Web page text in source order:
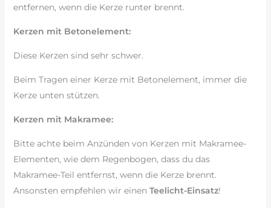
entfernen, wenn die Kerze runter brennt.
Kerzen mit Betonelement:
Diese Kerzen sind sehr schwer.
Beim Tragen einer Kerze mit Betonelement, immer die
Kerze unten stützen.
Kerzen mit Makramee:
Bitte achte beim Anzünden von Kerzen mit Makramee-
Elementen, wie dem Regenbogen, dass du das
Makramee-Teil entfernst, wenn die Kerze brennt.
Ansonsten empfehlen wir einen Teelicht-Einsatz!